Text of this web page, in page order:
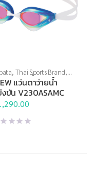
, Thai Sports Brand,
,กีฬาทางน้ำ,แว่นตาว่าย
แว่นตาว่ายน้ำแข่งขัน
แว่นตาว่ายน้ำ
ขัน V230ASAMC